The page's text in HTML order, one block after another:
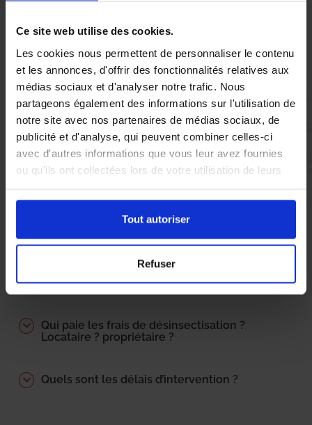
Ce site web utilise des cookies.
Les cookies nous permettent de personnaliser le contenu
et les annonces, d'offrir des fonctionnalités relatives aux
médias sociaux et d'analyser notre trafic. Nous
partageons également des informations sur l'utilisation de
notre site avec nos partenaires de médias sociaux, de
publicité et d'analyse, qui peuvent combiner celles-ci
avec d'autres informations que vous leur avez fournies
ou qu'ils ont collectées lors de votre utilisation de leurs
Tout autoriser
Refuser
Vous réglez votre intervention par carte bancaire ou par
mail.
Etape 5 :
Vous évaluez la prestation
Vous recevez une demande d’évaluation de votre expérience
Qui paie les frais de désinsectisation ?
Locataire ? propriétaire ?
Quels sont les délais d’intervention ?